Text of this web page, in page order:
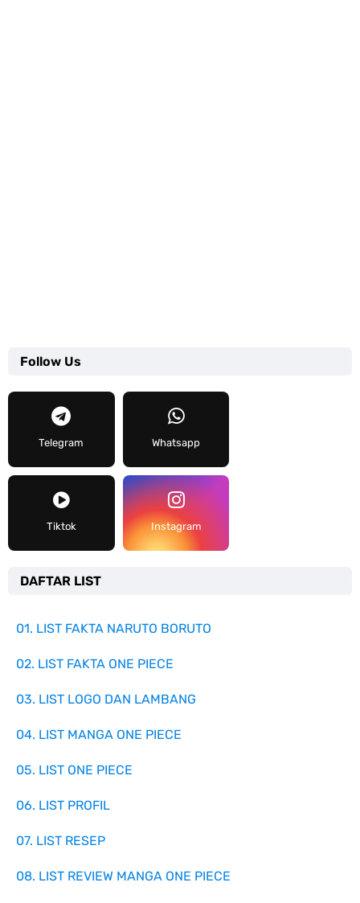
Follow Us
Telegram Whatsapp
Tiktok Instagram
DAFTAR LIST
01. LIST FAKTA NARUTO BORUTO
02. LIST FAKTA ONE PIECE
03. LIST LOGO DAN LAMBANG
04. LIST MANGA ONE PIECE
05. LIST ONE PIECE
06. LIST PROFIL
07. LIST RESEP
08. LIST REVIEW MANGA ONE PIECE